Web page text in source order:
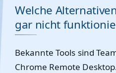
Welche
gar nicht
Bekannte Tools sind
Chrome Remote